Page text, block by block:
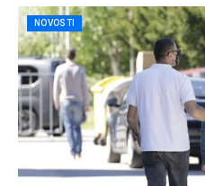
NOVOSTI